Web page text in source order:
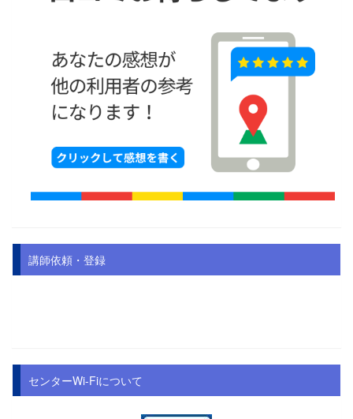
講師依頼・登録
センターWi-Fiについて